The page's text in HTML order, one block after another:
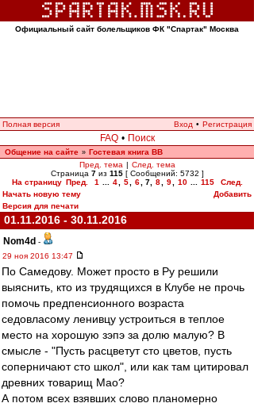
Официальный сайт болельщиков ФК "Спартак" Москва
Полная версия Вход • Регистрация
FAQ • Поиск
Общение на сайте » Гостевая книга ВВ
Пред. тема | След. тема
Страница 7из 115[ Сообщений: 5732 ]
На страницу Пред. 1 4 5 6 7, 8 9 10 115
След.
Начать новую тему
Добавить
Версия для печати
01.11.2016 - 30.11.2016
Nom4d -
29 ноя 2016 13:47
По Самедову. Может просто в Ру решили
выяснить, кто из трудящихся в Клубе не прочь
помочь предпенсионного возраста
седовласому ленивцу устроиться в теплое
место на хорошую зэпэ за долю малую? В
смысле - "Пусть расцветут сто цветов, пусть
соперничают сто школ", или как там цитировал
древних товарищ Мао?
А потом всех взявших слово планомерно